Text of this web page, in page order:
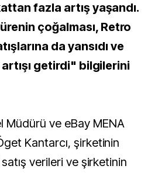
fazla artış yaşandı.
çoğalması, Retro
da yansıdı ve
artışı getirdi" bilgilerini
Müdürü ve eBay MENA
Kantarcı, şirketinin
verileri ve şirketinin